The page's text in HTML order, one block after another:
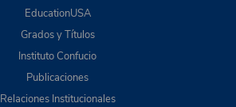
EducationUSA
Grados y Títulos
Instituto Confucio
Publicaciones
Relaciones Institucionales